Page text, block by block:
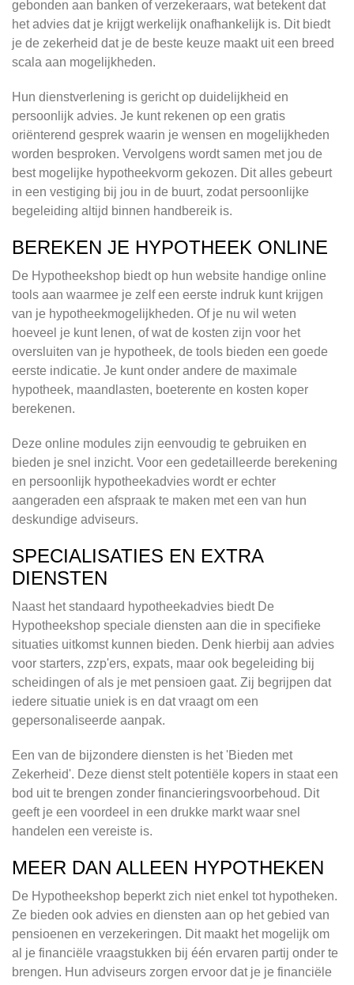
gebonden aan banken of verzekeraars, wat betekent dat
het advies dat je krijgt werkelijk onafhankelijk is. Dit biedt
je de zekerheid dat je de beste keuze maakt uit een breed
scala aan mogelijkheden.
Hun dienstverlening is gericht op duidelijkheid en
persoonlijk advies. Je kunt rekenen op een gratis
oriënterend gesprek waarin je wensen en mogelijkheden
worden besproken. Vervolgens wordt samen met jou de
best mogelijke hypotheekvorm gekozen. Dit alles gebeurt
in een vestiging bij jou in de buurt, zodat persoonlijke
begeleiding altijd binnen handbereik is.
BEREKEN JE HYPOTHEEK ONLINE
De Hypotheekshop biedt op hun website handige online
tools aan waarmee je zelf een eerste indruk kunt krijgen
van je hypotheekmogelijkheden. Of je nu wil weten
hoeveel je kunt lenen, of wat de kosten zijn voor het
oversluiten van je hypotheek, de tools bieden een goede
eerste indicatie. Je kunt onder andere de maximale
hypotheek, maandlasten, boeterente en kosten koper
berekenen.
Deze online modules zijn eenvoudig te gebruiken en
bieden je snel inzicht. Voor een gedetailleerde berekening
en persoonlijk hypotheekadvies wordt er echter
aangeraden een afspraak te maken met een van hun
deskundige adviseurs.
SPECIALISATIES EN EXTRA
DIENSTEN
Naast het standaard hypotheekadvies biedt De
Hypotheekshop speciale diensten aan die in specifieke
situaties uitkomst kunnen bieden. Denk hierbij aan advies
voor starters, zzp'ers, expats, maar ook begeleiding bij
scheidingen of als je met pensioen gaat. Zij begrijpen dat
iedere situatie uniek is en dat vraagt om een
gepersonaliseerde aanpak.
Een van de bijzondere diensten is het 'Bieden met
Zekerheid'. Deze dienst stelt potentiële kopers in staat een
bod uit te brengen zonder financieringsvoorbehoud. Dit
geeft je een voordeel in een drukke markt waar snel
handelen een vereiste is.
MEER DAN ALLEEN HYPOTHEKEN
De Hypotheekshop beperkt zich niet enkel tot hypotheken.
Ze bieden ook advies en diensten aan op het gebied van
pensioenen en verzekeringen. Dit maakt het mogelijk om
al je financiële vraagstukken bij één ervaren partij onder te
brengen. Hun adviseurs zorgen ervoor dat je je financiële